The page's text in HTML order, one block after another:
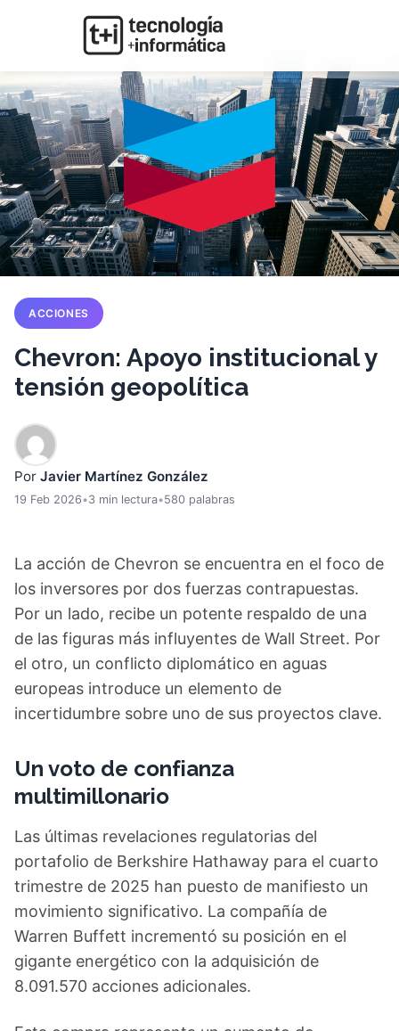
ACCIONES
Chevron: Apoyo institucional y
tensión geopolítica
Por Javier Martínez González
19 Feb 2026•3 min lectura•580 palabras
La acción de Chevron se encuentra en el foco de
los inversores por dos fuerzas contrapuestas.
Por un lado, recibe un potente respaldo de una
de las figuras más influyentes de Wall Street. Por
el otro, un conflicto diplomático en aguas
europeas introduce un elemento de
incertidumbre sobre uno de sus proyectos clave.
Un voto de confianza
multimillonario
Las últimas revelaciones regulatorias del
portafolio de Berkshire Hathaway para el cuarto
trimestre de 2025 han puesto de manifiesto un
movimiento significativo. La compañía de
Warren Buffett incrementó su posición en el
gigante energético con la adquisición de
8.091.570 acciones adicionales.